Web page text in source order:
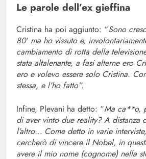
Le parole dell’ex gieffina
Cristina ha poi aggiunto: “Sono
80′ ma ho vissuto e,
cambiamento di rotta della
stata altalenante, a fasi alterne ero
ero e volevo essere solo Cristina.
stessa, e l’ho fatto”.
Infine, Plevani ha detto: “Ma ca**o,
di aver vinto due reality? A distanza
l’altro… Come detto in varie
cercherò di vincere il Nobel, in
avere il mio nome (cognome) nella